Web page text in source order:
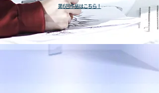
第6回作品はこちら！